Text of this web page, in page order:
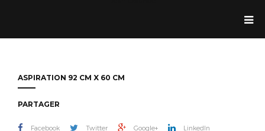
ASPIRATION 92 CM X 60 CM
PARTAGER
Facebook Twitter Google+
LinkedIn